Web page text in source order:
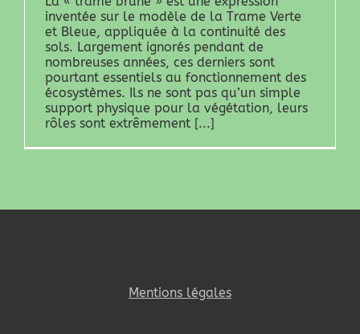
inventée sur le modèle de la Trame Verte
et Bleue, appliquée à la continuité des
sols. Largement ignorés pendant de
nombreuses années, ces derniers sont
pourtant essentiels au fonctionnement des
écosystèmes. Ils ne sont pas qu’un simple
support physique pour la végétation, leurs
rôles sont extrêmement [...]
Mentions légales